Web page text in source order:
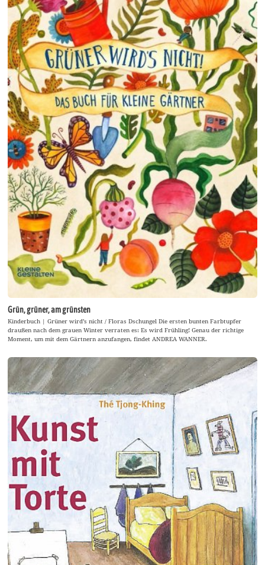
Grün, grüner, am grünsten
Kinderbuch | Grüner wird’s nicht / Floras Dschungel Die ersten bunten Farbtupfer
draußen nach dem grauen Winter verraten es: Es wird Frühling! Genau der richtige
Moment, um mit dem Gärtnern anzufangen, findet ANDREA WANNER.